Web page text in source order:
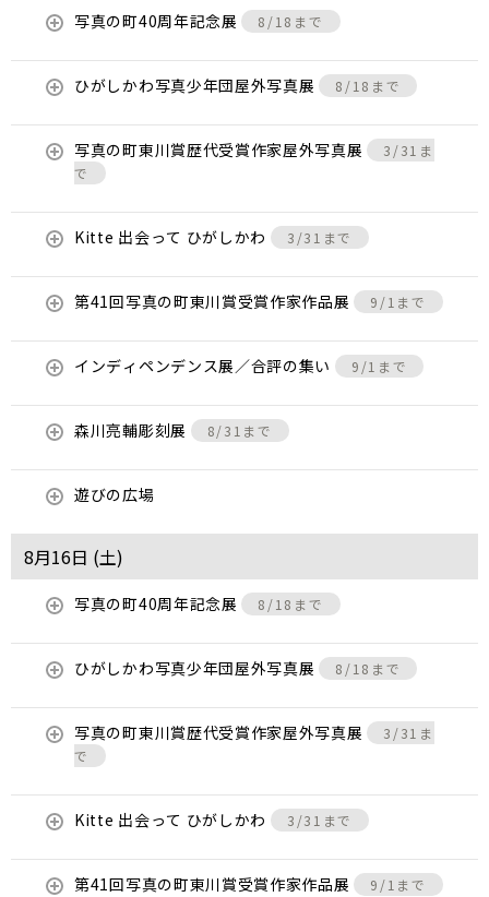
写真の町40周年記念展 8/18まで
ひがしかわ写真少年団屋外写真展 8/18まで
写真の町東川賞歴代受賞作家屋外写真展
3/31ま
で
Kitte 出会って ひがしかわ 3/31まで
第41回写真の町東川賞受賞作家作品展 9/1まで
インディペンデンス展／合評の集い 9/1まで
森川亮輔彫刻展 8/31まで
遊びの広場
8月16日 (土)
写真の町40周年記念展 8/18まで
ひがしかわ写真少年団屋外写真展 8/18まで
写真の町東川賞歴代受賞作家屋外写真展
3/31ま
で
Kitte 出会って ひがしかわ 3/31まで
第41回写真の町東川賞受賞作家作品展 9/1まで